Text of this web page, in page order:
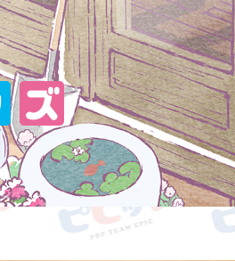
ョン作品第二シリーズ
タート！